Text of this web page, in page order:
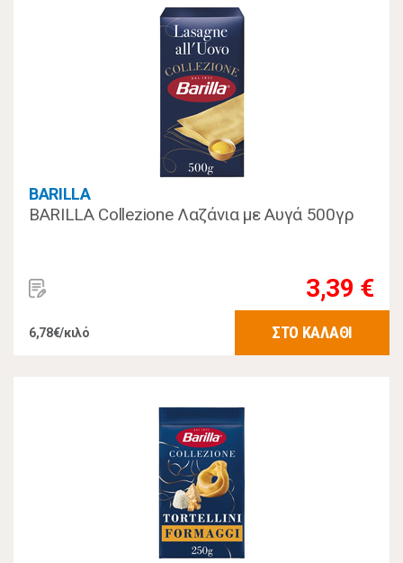
BARILLA
BARILLA Collezione Λαζάνια με Αυγά 500γρ
3,39 €
6,78€/κιλό ΣΤΟ ΚΑΛΑΘΙ